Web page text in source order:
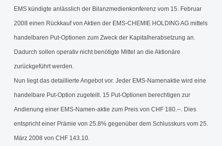
EMS kündigte anlässlich der Bilanzmedienkonferenz vom 15. Februar
2008 einen Rückkauf von Aktien der EMS-CHEMIE HOLDING AG mittels
handelbaren Put-Optionen zum Zweck der Kapitalherabsetzung an.
Dadurch sollen operativ nicht benötigte Mittel an die Aktionäre
zurückgeführt werden.
Nun liegt das detaillierte Angebot vor. Jeder EMS-Namenaktie wird eine
handelbare Put-Option zugeteilt. 15 Put-Optionen berechtigen zur
Andienung einer EMS-Namen-aktie zum Preis von CHF 180.--. Dies
entspricht einer Prämie von 25.8% gegenüber dem Schlusskurs vom 25.
März 2008 von CHF 143.10.